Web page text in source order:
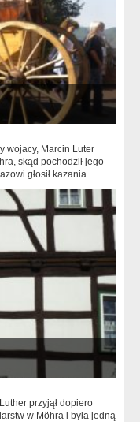
wojacy, Marcin Luter
skąd pochodził jego
głosił kazania...
przyjął dopiero
w Möhra i była jedną